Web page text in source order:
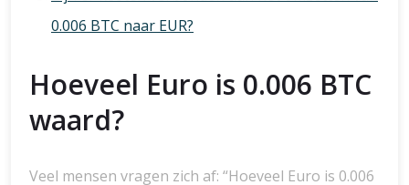
0.006 BTC naar EUR?
Hoeveel Euro is 0.006 BTC
waard?
Veel mensen vragen zich af: “Hoeveel Euro is 0.006